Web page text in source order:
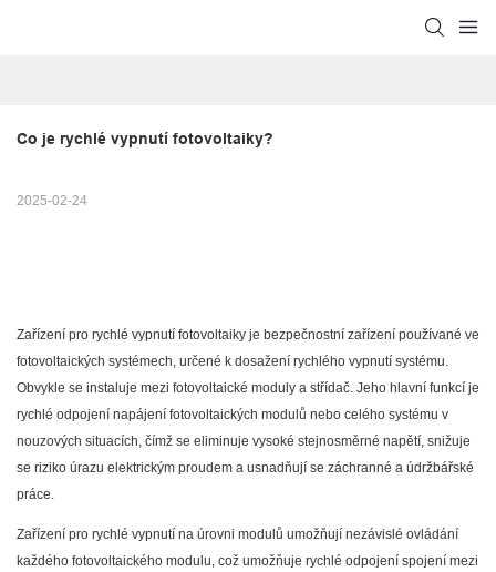
Co je rychlé vypnutí fotovoltaiky?
2025-02-24
Zařízení pro rychlé vypnutí fotovoltaiky je bezpečnostní zařízení používané ve
fotovoltaických systémech, určené k dosažení rychlého vypnutí systému.
Obvykle se instaluje mezi fotovoltaické moduly a střídač. Jeho hlavní funkcí je
rychlé odpojení napájení fotovoltaických modulů nebo celého systému v
nouzových situacích, čímž se eliminuje vysoké stejnosměrné napětí, snižuje
se riziko úrazu elektrickým proudem a usnadňují se záchranné a údržbářské
práce.
Zařízení pro rychlé vypnutí na úrovni modulů umožňují nezávislé ovládání
každého fotovoltaického modulu, což umožňuje rychlé odpojení spojení mezi